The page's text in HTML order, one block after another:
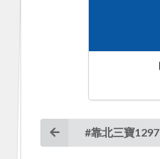
#靠北三寶1297